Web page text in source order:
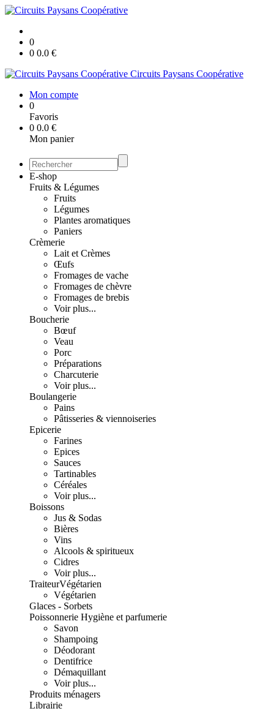
0
0 0.0 €
Circuits Paysans Coopérative
Mon compte
0
Favoris
0 0.0 €
Mon panier
E-shop
Fruits & Légumes
Fruits
Légumes
Plantes aromatiques
Paniers
Crèmerie
Lait et Crèmes
Œufs
Fromages de vache
Fromages de chèvre
Fromages de brebis
Voir plus...
Boucherie
Bœuf
Veau
Porc
Préparations
Charcuterie
Voir plus...
Boulangerie
Pains
Pâtisseries & viennoiseries
Epicerie
Farines
Epices
Sauces
Tartinables
Céréales
Voir plus...
Boissons
Jus & Sodas
Bières
Vins
Alcools & spiritueux
Cidres
Voir plus...
TraiteurVégétarien
Végétarien
Glaces - Sorbets
Poissonnerie Hygiène et parfumerie
Savon
Shampoing
Déodorant
Dentifrice
Démaquillant
Voir plus...
Produits ménagers
Librairie